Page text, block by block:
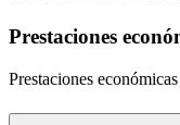
Prestaciones
Prestaciones